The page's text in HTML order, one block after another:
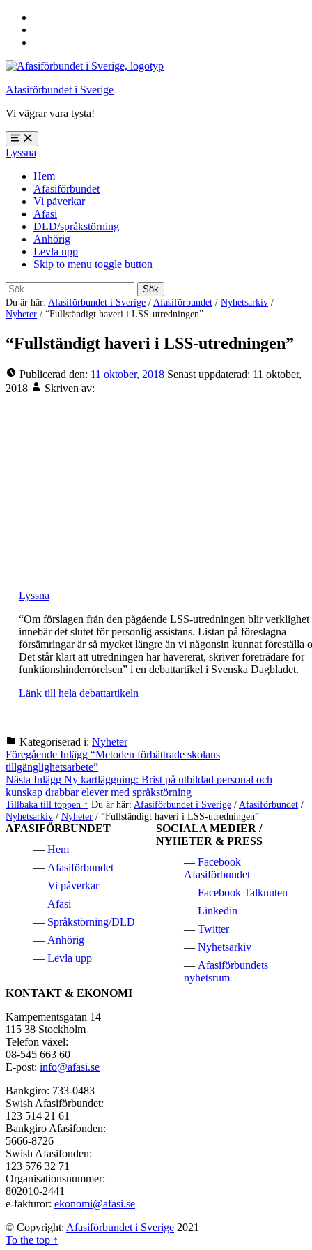
sidfoten
Afasiförbundet i Sverige
Vi vägrar vara tysta!
Öppna
meny:
%s
Lyssna
Hem
Afasiförbundet
Vi påverkar
Afasi
DLD/språkstörning
Anhörig
Levla upp
Skip to menu toggle button
Sök
efter:
Du är här: Afasiförbundet i Sverige /Afasiförbundet / Nyhetsarkiv /
Nyheter / “Fullständigt haveri i LSS-utredningen”
“Fullständigt haveri i LSS-utredningen”
Publicerad den: 11 oktober, 2018 Senast uppdaterad: 11 oktober,
2018
Skriven av:
Lyssna
“Om förslagen från den pågående LSS-utredningen blir verklighet
innebär det slutet för personlig assistans. Listan på föreslagna
försämringar är så mycket längre än vi någonsin kunnat föreställa
Det står klart att utredningen har havererat, skriver företrädare för
funktionshinderrörelsen” i en debattartikel i Svenska Dagbladet.
Länk till hela debattartikeln
Kategoriserad i: Nyheter
Hoppa
tillbaka
till
huvudnavigeringen
Inläggsnavigering
Föregående Inlägg “Metoden förbättrade skolans
tillgänglighetsarbete”
Nästa Inlägg Ny kartläggning: Brist på utbildad personal och
kunskap drabbar elever med språkstörning
Tillbaka till toppen ↑ Du är här: Afasiförbundet i Sverige / Afasiförbundet /
Nyhetsarkiv / Nyheter / “Fullständigt haveri i LSS-utredningen”
AFASIFÖRBUNDET
Hem
Afasiförbundet
Vi påverkar
Afasi
Språkstörning/DLD
Anhörig
Levla upp
SOCIALA MEDIER /
NYHETER & PRESS
Facebook
Afasiförbundet
Facebook Talknuten
Linkedin
Twitter
Nyhetsarkiv
Afasiförbundets
nyhetsrum
KONTAKT & EKONOMI
Kampementsgatan 14
115 38 Stockholm
Telefon växel:
08-545 663 60
E-post: info@afasi.se
Bankgiro: 733-0483
Swish Afasiförbundet:
123 514 21 61
Bankgiro Afasifonden:
5666-8726
Swish Afasifonden:
123 576 32 71
Organisationsnummer:
802010-2441
e-fakturor: ekonomi@afasi.se
© Copyright: Afasiförbundet i Sverige 2021
To the top ↑